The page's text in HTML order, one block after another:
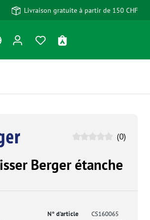
Livraison gratuite à partir de 150 CHF
Vous avez 0 articles dans
(0)
Berger étanche
N° d'article
CS160065